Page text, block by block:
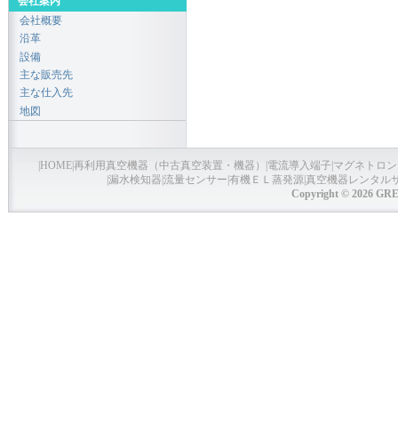
会社概要
沿革
設備
主な販売先
主な仕入先
地図
HOME再利用真空機器（中古真空装置・機器） 電流導入端子 マグネトロ
漏水検知器 流量センサー 有機ＥＬ蒸発源真空機器レンタル
Copyright © 2026